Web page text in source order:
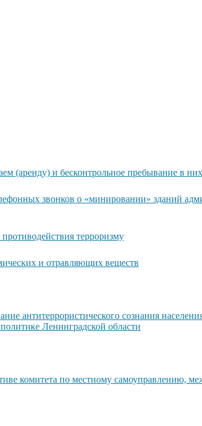
(аренду) и бесконтрольное пребывание в
звонков о «минировании» зданий
терроризму
и отравляющих веществ
антитеррористического сознания
Ленинградской области
комитета по местному самоуправлению,